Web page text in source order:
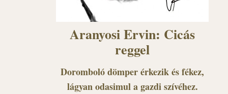
Aranyosi Ervin: Cicás
reggel
Doromboló dömper érkezik és fékez,
lágyan odasimul a gazdi szívéhez.